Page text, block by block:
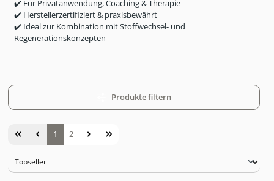
✔️ Für Privatanwendung, Coaching & Therapie
✔️ Herstellerzertifiziert & praxisbewährt
✔️ Ideal zur Kombination mit Stoffwechsel- und
Regenerationskonzepten
Produkte filtern
Seite
1 Seite
2